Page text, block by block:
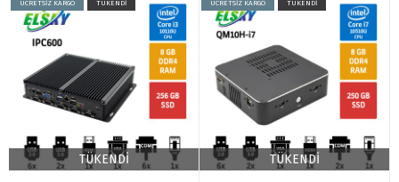
ÜCRETSİZ KARGO TÜKENDİ
TÜKENDİ
ÜCRETSİZ KARGO TÜKENDİ
TÜKENDİ